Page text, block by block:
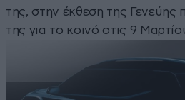
της, στην έκθεση της Γενεύης
της για το κοινό στις 9